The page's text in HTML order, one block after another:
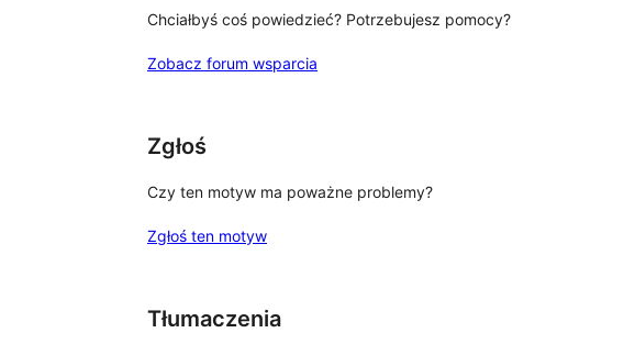
Chciałbyś coś powiedzieć? Potrzebujesz pomocy?
Zobacz forum wsparcia
Zgłoś
Czy ten motyw ma poważne problemy?
Zgłoś ten motyw
Tłumaczenia